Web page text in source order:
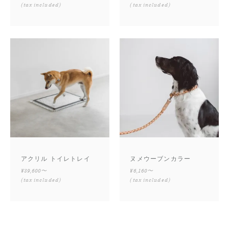
(tax included)
(tax included)
アクリル トイレトレイ
¥39,600〜
(tax included)
ヌメウーブンカラー
¥6,160〜
(tax included)